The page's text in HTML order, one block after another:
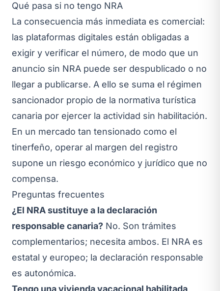
Qué pasa si no tengo NRA
La consecuencia más inmediata es comercial:
las plataformas digitales están obligadas a
exigir y verificar el número, de modo que un
anuncio sin NRA puede ser despublicado o no
llegar a publicarse. A ello se suma el régimen
sancionador propio de la normativa turística
canaria por ejercer la actividad sin habilitación.
En un mercado tan tensionado como el
tinerfeño, operar al margen del registro
supone un riesgo económico y jurídico que no
compensa.
Preguntas frecuentes
¿El NRA sustituye a la declaración
responsable canaria? No. Son trámites
complementarios; necesita ambos. El NRA es
estatal y europeo; la declaración responsable
es autonómica.
Tengo una vivienda vacacional habilitada